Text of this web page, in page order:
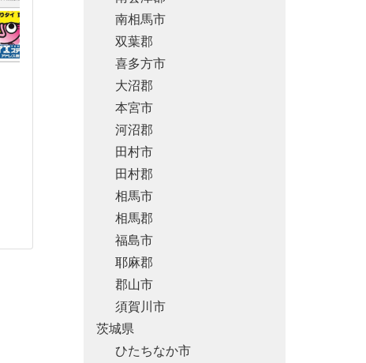
南相馬市
双葉郡
喜多方市
大沼郡
本宮市
河沼郡
田村市
田村郡
相馬市
相馬郡
福島市
耶麻郡
郡山市
須賀川市
茨城県
ひたちなか市